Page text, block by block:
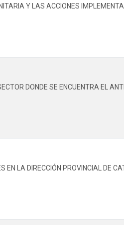
Y LAS ACCIONES
DONDE SE ENCUENTRA EL
LA DIRECCIÓN PROVINCIAL DE